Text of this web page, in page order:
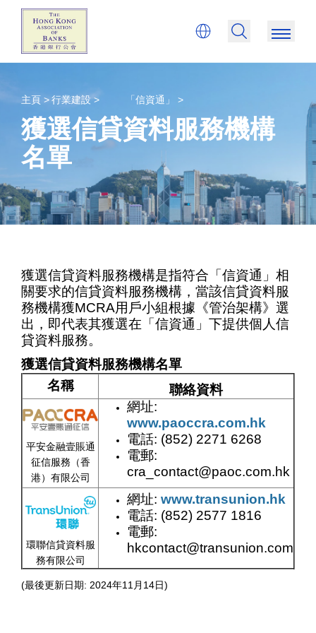
主頁 >行業建設 > 「信資通」 >
獲選信貸資料服務機構
名單
獲選信貸資料服務機構是指符合「信資通」相
關要求的信貸資料服務機構，當該信貸資料服
務機構獲MCRA用戶小組根據《管治架構》選
出，即代表其獲選在「信資通」下提供個人信
貸資料服務。
獲選信貸資料服務機構名單
名稱
聯絡資料
平安金融壹賬通
征信服務（香
港）有限公司
網址:
www.paoccra.com.hk
電話: (852) 2271 6268
電郵:
cra_contact@paoc.com.hk
環聯信貸資料服
務有限公司
網址: www.transunion.hk
電話: (852) 2577 1816
電郵:
hkcontact@transunion.com
(最後更新日期: 2024年11月14日)